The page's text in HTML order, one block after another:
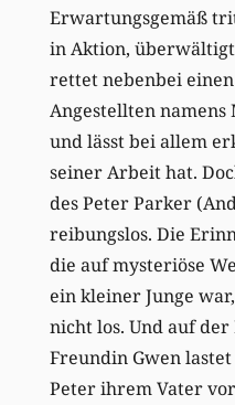
Erwartungsgemäß
in Aktion,
rettet nebenbei
Angestellten namens
und lässt bei allem
seiner Arbeit hat.
des Peter Parker
reibungslos. Die
die auf mysteriöse
ein kleiner Junge
nicht los. Und auf
Freundin Gwen
Peter ihrem Vater